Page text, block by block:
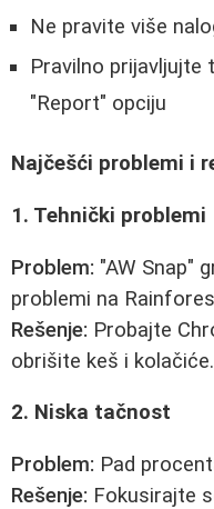
Ne pravite više
Pravilno prijavljujte
"Report" opciju
Najčešći problemi i
1. Tehnički problemi
Problem: "AW Snap"
problemi na
Rešenje: Probajte
obrišite keš i kolačiće.
2. Niska tačnost
Problem: Pad
Rešenje: Fokusirajte